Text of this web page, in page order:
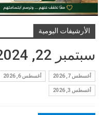
الأرشيفات اليومية
سبتمبر 22, 2024
أغسطس 7, 2026 أغسطس 6, 2026
أغسطس 3, 2026